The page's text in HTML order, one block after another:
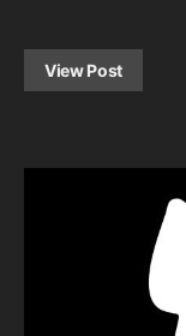
View Post